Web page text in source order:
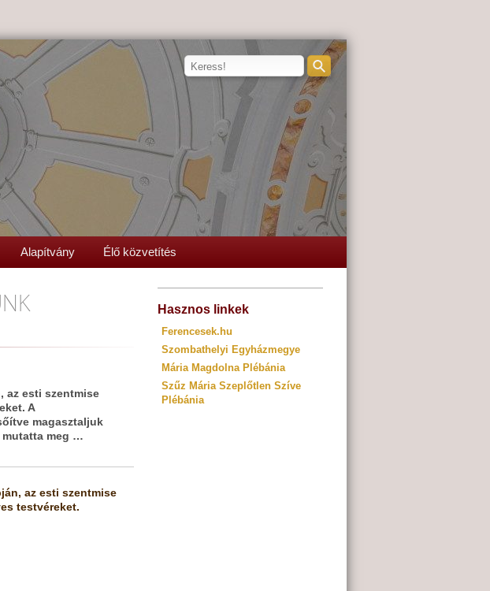
Alapítvány Élő közvetítés
az esti szentmise
A
magasztaljuk
mutatta meg …
az esti szentmise
testvéreket.
Hasznos linkek
Ferencesek.hu
Szombathelyi Egyházmegye
Mária Magdolna Plébánia
Szűz Mária Szeplőtlen Szíve
Plébánia